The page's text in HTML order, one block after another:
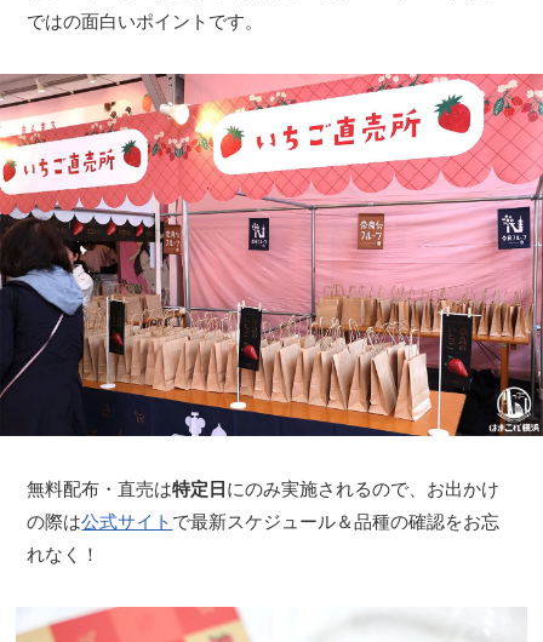
ではの面白いポイントです。
無料配布・直売は特定日 にのみ実施されるので、お出かけ
の際は公式サイト で最新スケジュール＆品種の確認をお忘
れなく！